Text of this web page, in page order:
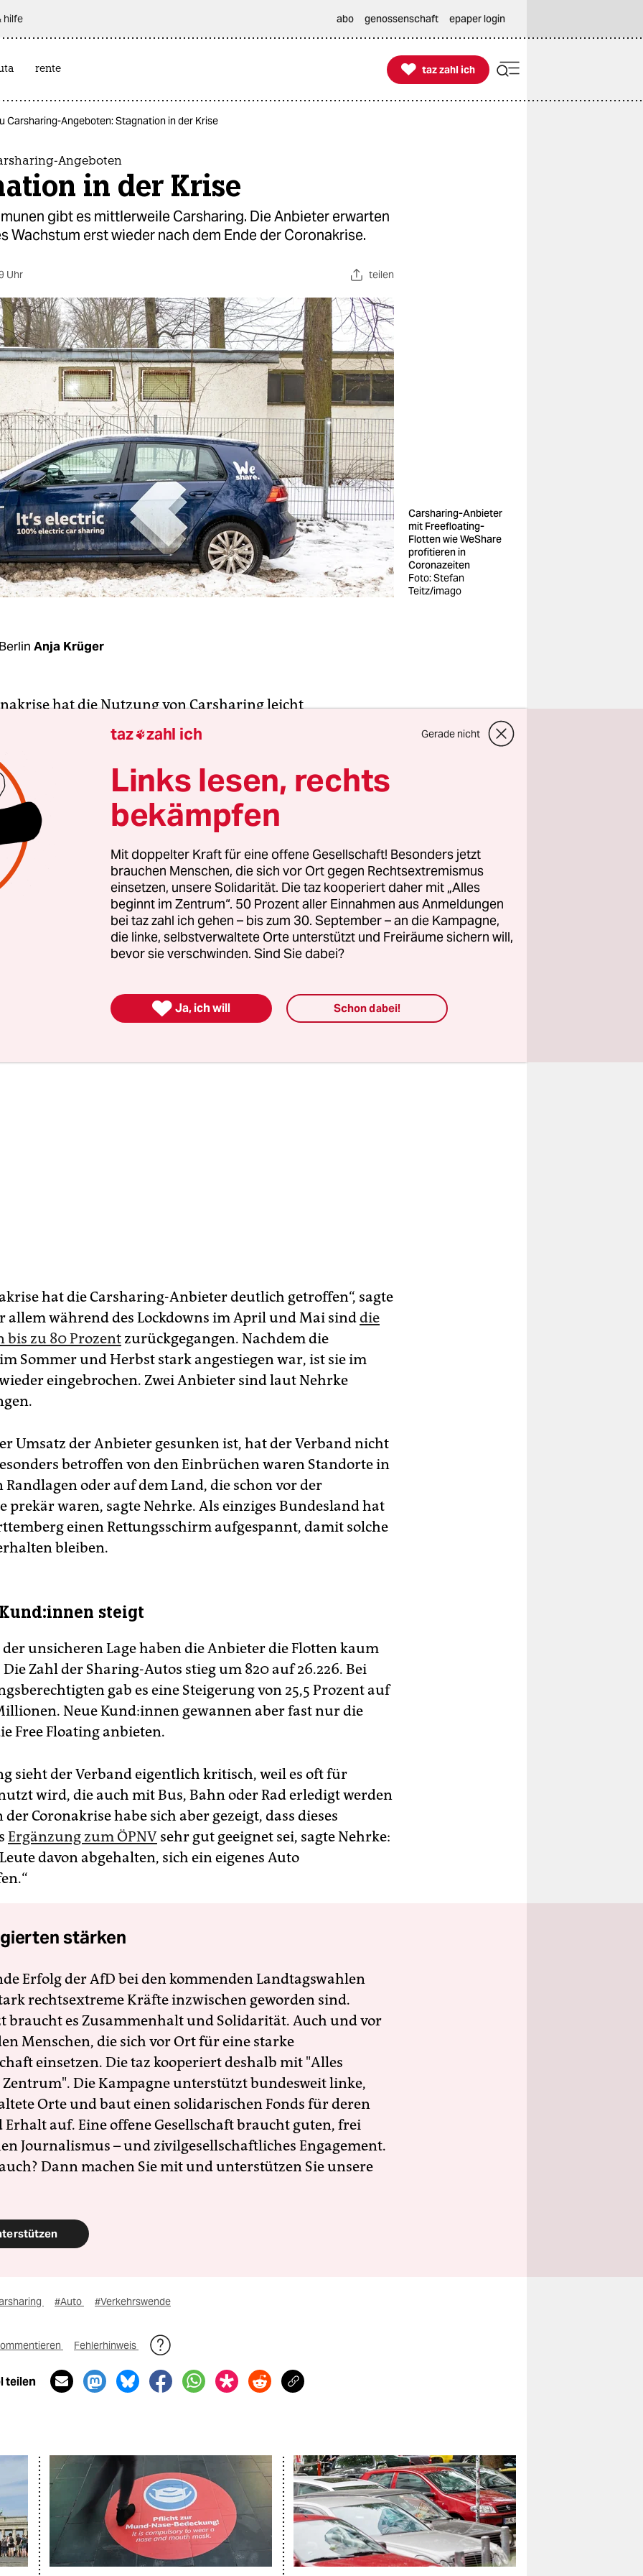
hilfe abo genossenschaft epaper login
rente 
taz zahl ich
taz zahl ich
Carsharing-Angeboten: Stagnation in der Krise
Angeboten
in der Krise
gibt es mittlerweile Carsharing. Die Anbieter erwarten
Wachstum erst wieder nach dem Ende der Coronakrise.
Uhr teilen
Carsharing-Anbieter
mit Freefloating-
Flotten wie WeShare
profitieren in
Coronazeiten
Foto: Stefan
Teitz/imago
Anja Krüger
hat die Nutzung von Carsharing leicht
konnte aber nicht an das Wachstum der Vergangenheit
Die Zahl der Kommunen mit einem Carsharing-Angebot
Jahr um 15 auf 855 gestiegen. 2019 lag der Zuwachs
„Die großen Wachstumsraten kommen erst wieder, wenn
haben“, sagte Gunnar Nehrke,
des
Bundesverbands Carsharing.
sind 177 der 228 Anbieter in Deutschland organisiert.
setzen sich für eine Senkung des Autobestands und
ein. Neben ihnen sind auf dem Carsharing-Markt mit
allerdings auch Unternehmen aktiv, die das
Sie betreiben vor allem das sogenannte Free Floating,
Raum abgeholt und abgestellt werden.
hat die Carsharing-Anbieter deutlich getroffen“, sagte
allem während des Lockdowns im April und Mai sinddie
bis zu 80 Prozent zurückgegangen. Nachdem die
Sommer und Herbst stark angestiegen war, ist sie im
eingebrochen. Zwei Anbieter sind laut Nehrke
Umsatz der Anbieter gesunken ist, hat der Verband nicht
betroffen von den Einbrüchen waren Standorte in
Randlagen oder auf dem Land, die schon vor der
prekär waren, sagte Nehrke. Als einziges Bundesland hat
einen Rettungsschirm aufgespannt, damit solche
bleiben.
steigt
unsicheren Lage haben die Anbieter die Flotten kaum
Zahl der Sharing-Autos stieg um 820 auf 26.226. Bei
gab es eine Steigerung von 25,5 Prozent auf
Neue Kun­d:in­nen gewannen aber fast nur die
Free Floating anbieten.
sieht der Verband eigentlich kritisch, weil es oft für
wird, die auch mit Bus, Bahn oder Rad erledigt werden
Coronakrise habe sich aber gezeigt, dass dieses
Ergänzung zum ÖPNV sehr gut geeignet sei, sagte Nehrke:
davon abgehalten, sich ein eigenes Auto
stärken
Erfolg der AfD bei den kommenden Landtagswahlen
rechtsextreme Kräfte inzwischen geworden sind.
braucht es Zusammenhalt und Solidarität. Auch und vor
Menschen, die sich vor Ort für eine starke
einsetzen. Die taz kooperiert deshalb mit "Alles
Die Kampagne unterstützt bundesweit linke,
Orte und baut einen solidarischen Fonds für deren
Erhalt auf. Eine offene Gesellschaft braucht guten, frei
Journalismus – und zivilgesellschaftliches Engagement.
Dann machen Sie mit und unterstützen Sie unsere
#Auto #Verkehrswende
Fehlerhinweis
teilen
taz zahl ich Gerade nicht
Links lesen, rechts
bekämpfen
Mit doppelter Kraft für eine offene Gesellschaft! Besonders jetzt
brauchen Menschen, die sich vor Ort gegen Rechtsextremismus
einsetzen, unsere Solidarität. Die taz kooperiert daher mit „Alles
beginnt im Zentrum“. 50 Prozent aller Einnahmen aus Anmeldungen
bei taz zahl ich gehen – bis zum 30. September – an die Kampagne,
die linke, selbstverwaltete Orte unterstützt und Freiräume sichern will,
bevor sie verschwinden. Sind Sie dabei?
 Ja, ich will Schon dabei!